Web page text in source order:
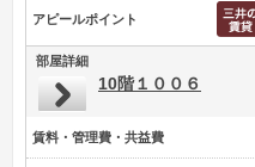
アピールポイント
部屋詳細
10階１００６
賃料・管理費・共益費